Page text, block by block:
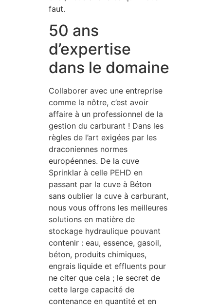
faut.
50 ans
d’expertise
dans le domaine
Collaborer avec une entreprise
comme la nôtre, c’est avoir
affaire à un professionnel de la
gestion du carburant ! Dans les
règles de l’art exigées par les
draconiennes normes
européennes. De la cuve
Sprinklar à celle PEHD en
passant par la cuve à Béton
sans oublier la cuve à carburant,
nous vous offrons les meilleures
solutions en matière de
stockage hydraulique pouvant
contenir : eau, essence, gasoil,
béton, produits chimiques,
engrais liquide et effluents pour
ne citer que cela ; le secret de
cette large capacité de
contenance en quantité et en